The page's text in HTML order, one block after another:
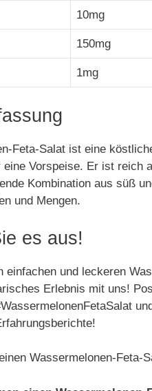
10mg
150mg
1mg
Feta-Salat ist eine
eine Vorspeise. Er ist reich
Kombination aus süß
und Mengen.
es aus!
einfachen und leckeren
Erlebnis mit uns!